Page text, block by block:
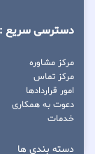
دسترسی سریع :
مرکز مشاوره
مرکز تماس
امور قراردادها
دعوت به همکاری
خدمات
دسته بندی ها